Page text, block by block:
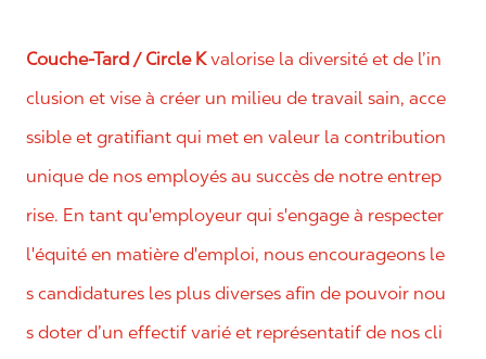
Couche-Tard / Circle Kvalorise la diversité et de l’in
clusion et vise à créer un milieu de travail sain, acce
ssible et gratifiant qui met en valeur la contribution
unique de nos employés au succès de notre entrep
rise. En tant qu'employeur qui s'engage à respecter
l'équité en matière d'emploi, nous encourageons le
s candidatures les plus diverses afin de pouvoir nou
s doter d’un effectif varié et représentatif de nos cli